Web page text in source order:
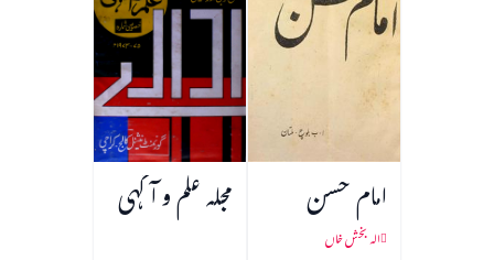
امام حسن
الہ بخش خاں
مجلہ علم و آگہی